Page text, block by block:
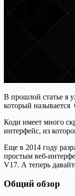
В прошлой статье я
который называется
Коди имеет много
интерфейс, из
Еще в 2014 году
простым веб-
V17. А теперь
Общий обзор